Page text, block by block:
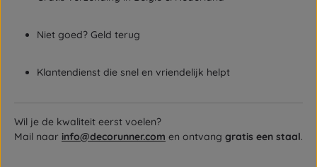
Niet goed? Geld terug
Klantendienst die snel en vriendelijk helpt
Wil je de kwaliteit eerst voelen?
Mail naar info@decorunner.com en ontvang gratis een staal.